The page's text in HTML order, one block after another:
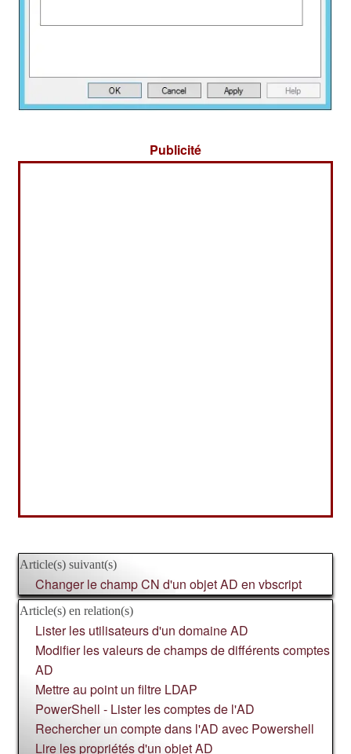
Publicité
Article(s) suivant(s)
Changer le champ CN d'un objet AD en vbscript
Article(s) en relation(s)
Lister les utilisateurs d'un domaine AD
Modifier les valeurs de champs de différents comptes
AD
Mettre au point un filtre LDAP
PowerShell - Lister les comptes de l'AD
Rechercher un compte dans l'AD avec Powershell
Lire les propriétés d'un objet AD